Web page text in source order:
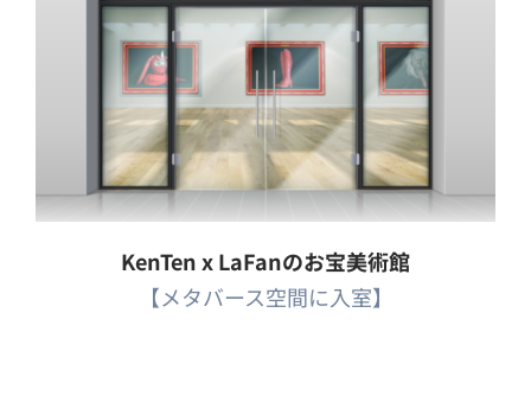
KenTen x LaFanのお宝美術館
【メタバース空間に入室】